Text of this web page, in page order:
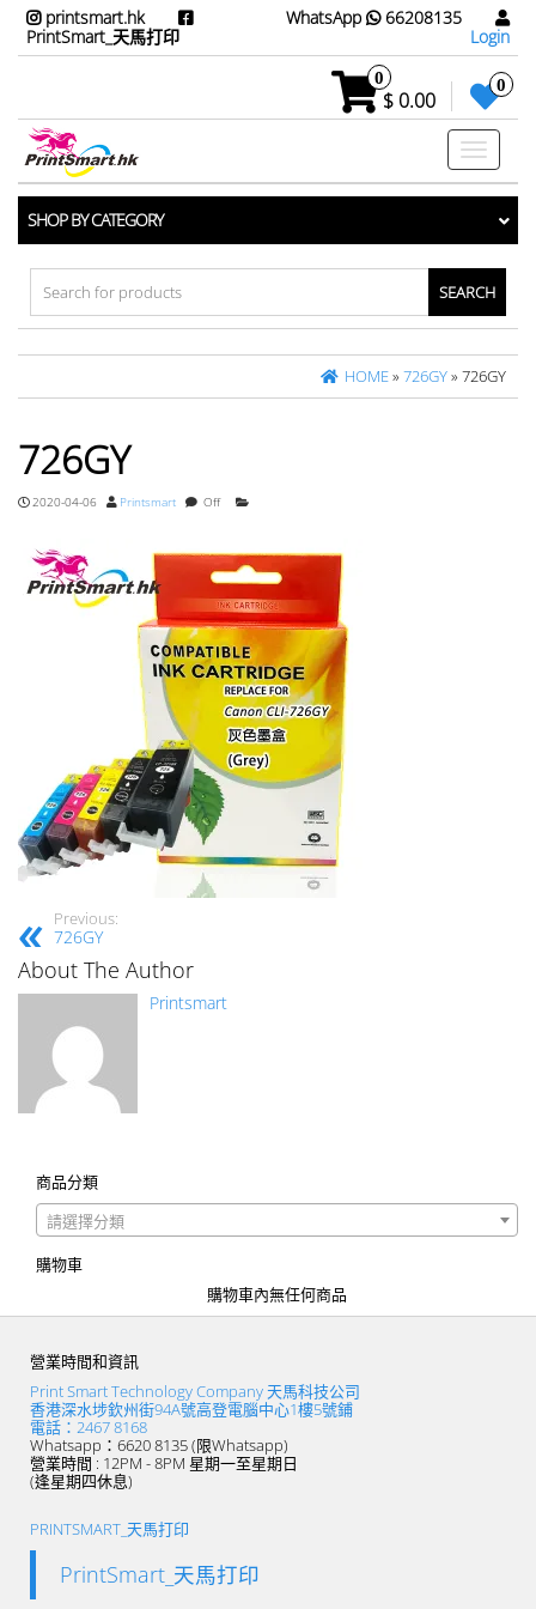
printsmart.hk
PrintSmart_天馬打印
WhatsApp
66208135
Login
0
$ 0.00
0
Toggle
SHOP BY CATEGORY
Search
for:
HOME»726GY» 726GY
726GY
2020-04-06 Printsmart Off
Previous:
726GY
About The Author
Printsmart
商品分類
請選擇分類
購物車
購物車內無任何商品
營業時間和資訊
Print Smart Technology Company 天馬科技公司
香港深水埗欽州街94A號高登電腦中心1樓5號鋪
電話：2467 8168
Whatsapp：6620 8135 (限Whatsapp)
營業時間 : 12PM - 8PM 星期一至星期日
(逢星期四休息)
PRINTSMART_天馬打印
PrintSmart_天馬打印